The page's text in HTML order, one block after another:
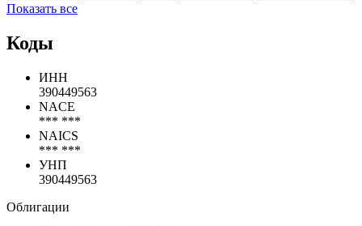
Показать все
Коды
ИНН
390449563
NACE
*** ***
NAICS
*** ***
УНП
390449563
Облигации